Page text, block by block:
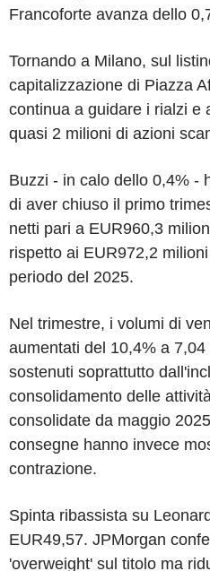
Francoforte avanza dello
Tornando a Milano, sul
capitalizzazione di Piazza
continua a guidare i rialzi e
quasi 2 milioni di azioni
Buzzi - in calo dello 0,4% -
di aver chiuso il primo
netti pari a EUR960,3
rispetto ai EUR972,2
periodo del 2025.
Nel trimestre, i volumi di
aumentati del 10,4% a
sostenuti soprattutto
consolidamento delle
consolidate da maggio
consegne hanno invece
contrazione.
Spinta ribassista su
EUR49,57. JPMorgan
'overweight' sul titolo ma